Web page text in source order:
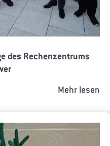
des Rechenzentrums
Mehr lesen